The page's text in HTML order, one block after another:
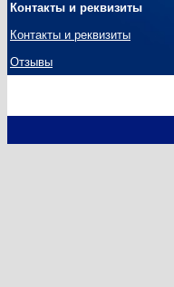
Контакты и реквизиты
Контакты и реквизиты
Отзывы